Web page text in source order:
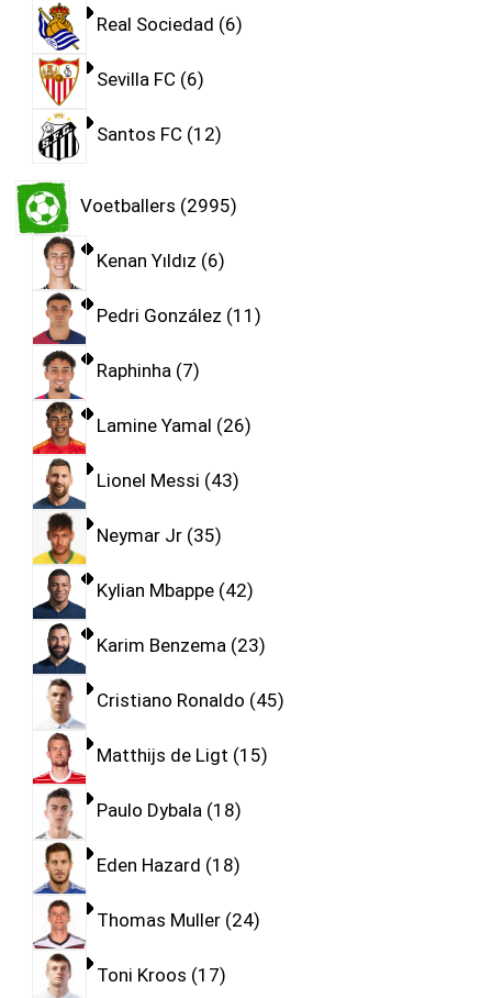
Real Sociedad 6
Sevilla FC 6
Santos FC 12
Voetballers 2995
Kenan Yıldız 6
Pedri González 11
Raphinha 7
Lamine Yamal 26
Lionel Messi 43
Neymar Jr 35
Kylian Mbappe 42
Karim Benzema 23
Cristiano Ronaldo 45
Matthijs de Ligt 15
Paulo Dybala 18
Eden Hazard 18
Thomas Muller 24
Toni Kroos 17